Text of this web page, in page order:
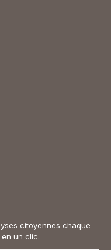
citoyennes chaque
un clic.